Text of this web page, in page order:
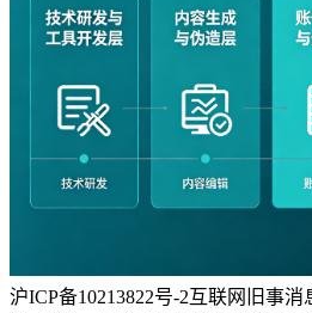
沪ICP备10213822号-2互联网旧事